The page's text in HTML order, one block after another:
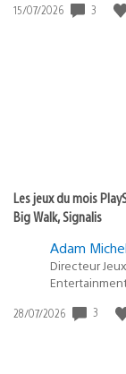
Date
15/07/2026 3
Les jeux du mois
Big Walk, Signalis
Adam Michel
Directeur
Date
28/07/2026 3